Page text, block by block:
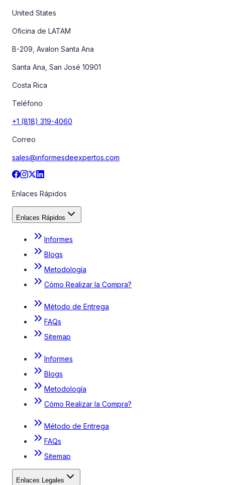
United States
Oficina de LATAM
B-209, Avalon Santa Ana
Santa Ana, San José 10901
Costa Rica
Teléfono
+1 (818) 319-4060
Correo
sales@informesdeexpertos.com
Enlaces Rápidos
Enlaces Rápidos
Informes
Blogs
Metodología
Cómo Realizar la Compra?
Método de Entrega
FAQs
Sitemap
Informes
Blogs
Metodología
Cómo Realizar la Compra?
Método de Entrega
FAQs
Sitemap
Enlaces Legales